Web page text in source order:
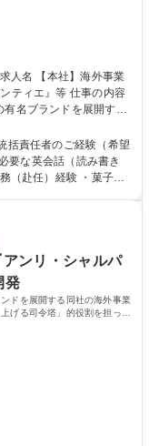
等 仕事の内容
名ブランドを展開する
文化を世界ブランドへ
業運
衝 ・予算策定、事業推
どアジア圏を中心に急
ンリ・シャルパンティ
括責任者のご経験（希望
要な英会話（読み書き
アンリ・シャルパ
発
ドを展開する同社の海外事業
げる司令塔」的役割を担って